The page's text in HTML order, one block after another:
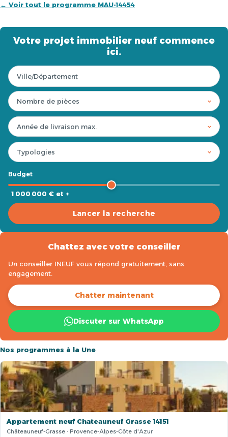
← Voir tout le programme MAU-14454
Votre projet immobilier neuf commence
ici.
Budget
1 000 000 € et +
Lancer la recherche
Chattez avec votre conseiller
Un conseiller INEUF vous répond gratuitement, sans
engagement.
Chatter maintenant
Discuter sur WhatsApp
Nos programmes à la Une
Appartement neuf Chateauneuf Grasse 14151
Châteauneuf-Grasse · Provence-Alpes-Côte d'Azur